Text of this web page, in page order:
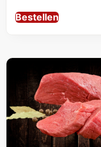
Bestellen